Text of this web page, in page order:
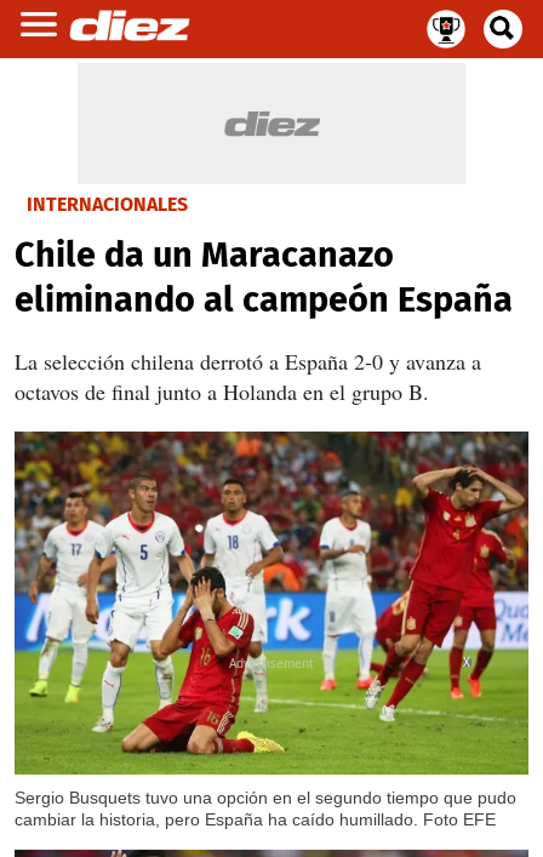
INTERNACIONALES
Chile da un Maracanazo
eliminando al campeón España
La selección chilena derrotó a España 2-0 y avanza a
octavos de final junto a Holanda en el grupo B.
Sergio Busquets tuvo una opción en el segundo tiempo que pudo
cambiar la historia, pero España ha caído humillado. Foto EFE
X